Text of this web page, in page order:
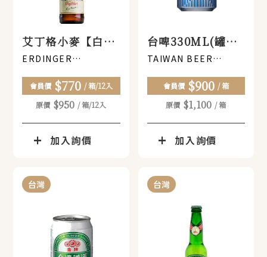
艾丁格小麥【白啤
酒Weib】
330ml(瓶裝) x 12
瓶
ERDINGER
GLASS BOTTLE
會員價 $770 / 箱/12入
原價 $950 / 箱/12入
加入詢價
台啤330ML(罐裝)
x 24罐
TAIWAN BEER
(CAN)330ML
會員價 $900 / 箱
原價 $1,100 / 箱
加入詢價
台灣 台灣